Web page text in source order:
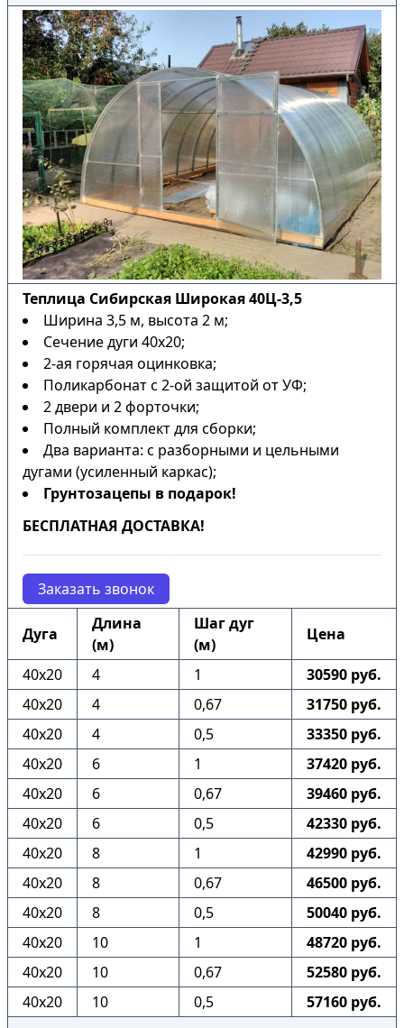
Теплица Сибирская Широкая 40Ц-3,5
Ширина 3,5 м, высота 2 м;
Сечение дуги 40х20;
2-ая горячая оцинковка;
Поликарбонат с 2-ой защитой от УФ;
2 двери и 2 форточки;
Полный комплект для сборки;
Два варианта: с разборными и цельными
дугами (усиленный каркас);
Грунтозацепы в подарок!
БЕСПЛАТНАЯ ДОСТАВКА!
Заказать звонок
Дуга
Длина
(м)
Шаг дуг
(м)
Цена
40х20 4 1
30590 руб.
40х20
4 0,67
31750 руб.
40х20
4 0,5
33350 руб.
40х20
6 1
37420 руб.
40х20
6 0,67
39460 руб.
40х20
6 0,5
42330 руб.
40х20
8 1
42990 руб.
40х20
8 0,67
46500 руб.
40х20
8 0,5
50040 руб.
40х20
10 1
48720 руб.
40х20
10 0,67
52580 руб.
40х20
10 0,5 57160 руб.